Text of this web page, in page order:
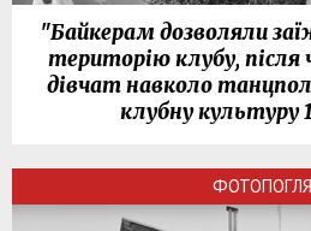
"Байкерам дозволяли
територію клубу, після
дівчат навколо
клубну культуру